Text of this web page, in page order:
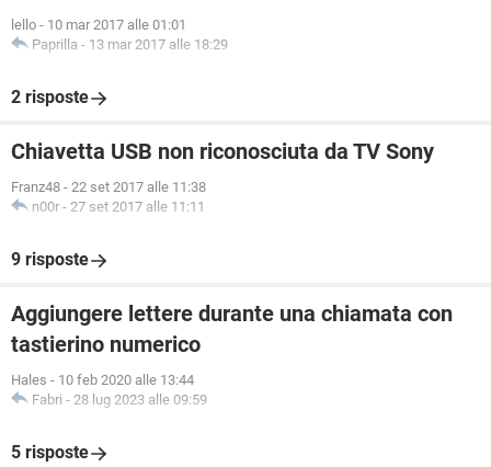
lello - 10 mar 2017 alle 01:01
Paprilla - 13 mar 2017 alle 18:29
2 risposte
Chiavetta USB non riconosciuta da TV Sony
Franz48 - 22 set 2017 alle 11:38
n00r - 27 set 2017 alle 11:11
9 risposte
Aggiungere lettere durante una chiamata con
tastierino numerico
Hales - 10 feb 2020 alle 13:44
Fabri - 28 lug 2023 alle 09:59
5 risposte